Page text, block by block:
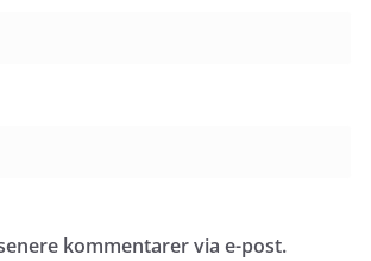
kommentarer via e-post.